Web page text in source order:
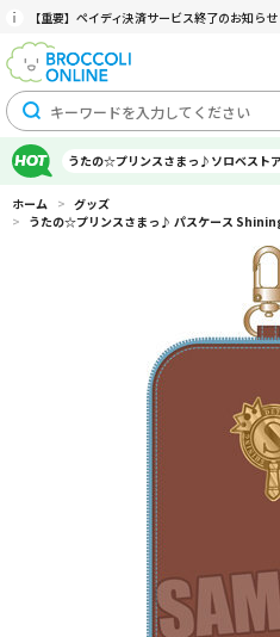
【重要】ペイディ決済サービス終了のお知らせ
うたの☆プリンスさまっ♪ソロベスト
ホーム > グッズ
> うたの☆プリンスさまっ♪ パスケース